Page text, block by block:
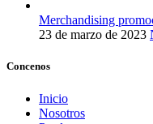
Merchandising
23 de marzo de 2023
Concenos
Inicio
Nosotros